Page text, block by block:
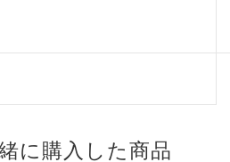
に購入した商品